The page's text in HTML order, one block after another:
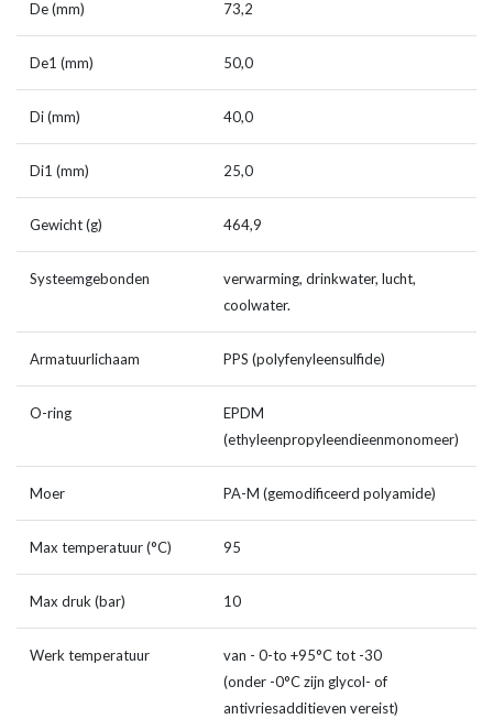
De (mm) 73,2
De1 (mm) 50,0
Di (mm) 40,0
Di1 (mm) 25,0
Gewicht (g) 464,9
Systeemgebonden
verwarming, drinkwater, lucht,
coolwater.
Armatuurlichaam PPS (polyfenyleensulfide)
O-ring
EPDM
(ethyleenpropyleendieenmonomeer)
Moer PA-M (gemodificeerd polyamide)
Max temperatuur (°C) 95
Max druk (bar) 10
Werk temperatuur
van - 0-to +95°C tot -30
(onder -0°C zijn glycol- of
antivriesadditieven vereist)